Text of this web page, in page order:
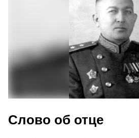
Слово об отце